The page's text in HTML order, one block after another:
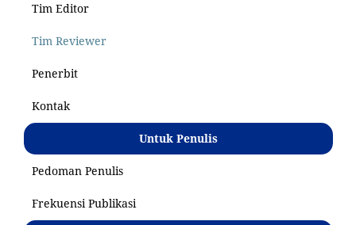
Tim Editor
Tim Reviewer
Penerbit
Kontak
Untuk Penulis
Pedoman Penulis
Frekuensi Publikasi